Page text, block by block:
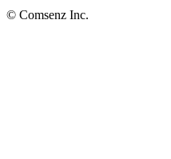
© Comsenz Inc.